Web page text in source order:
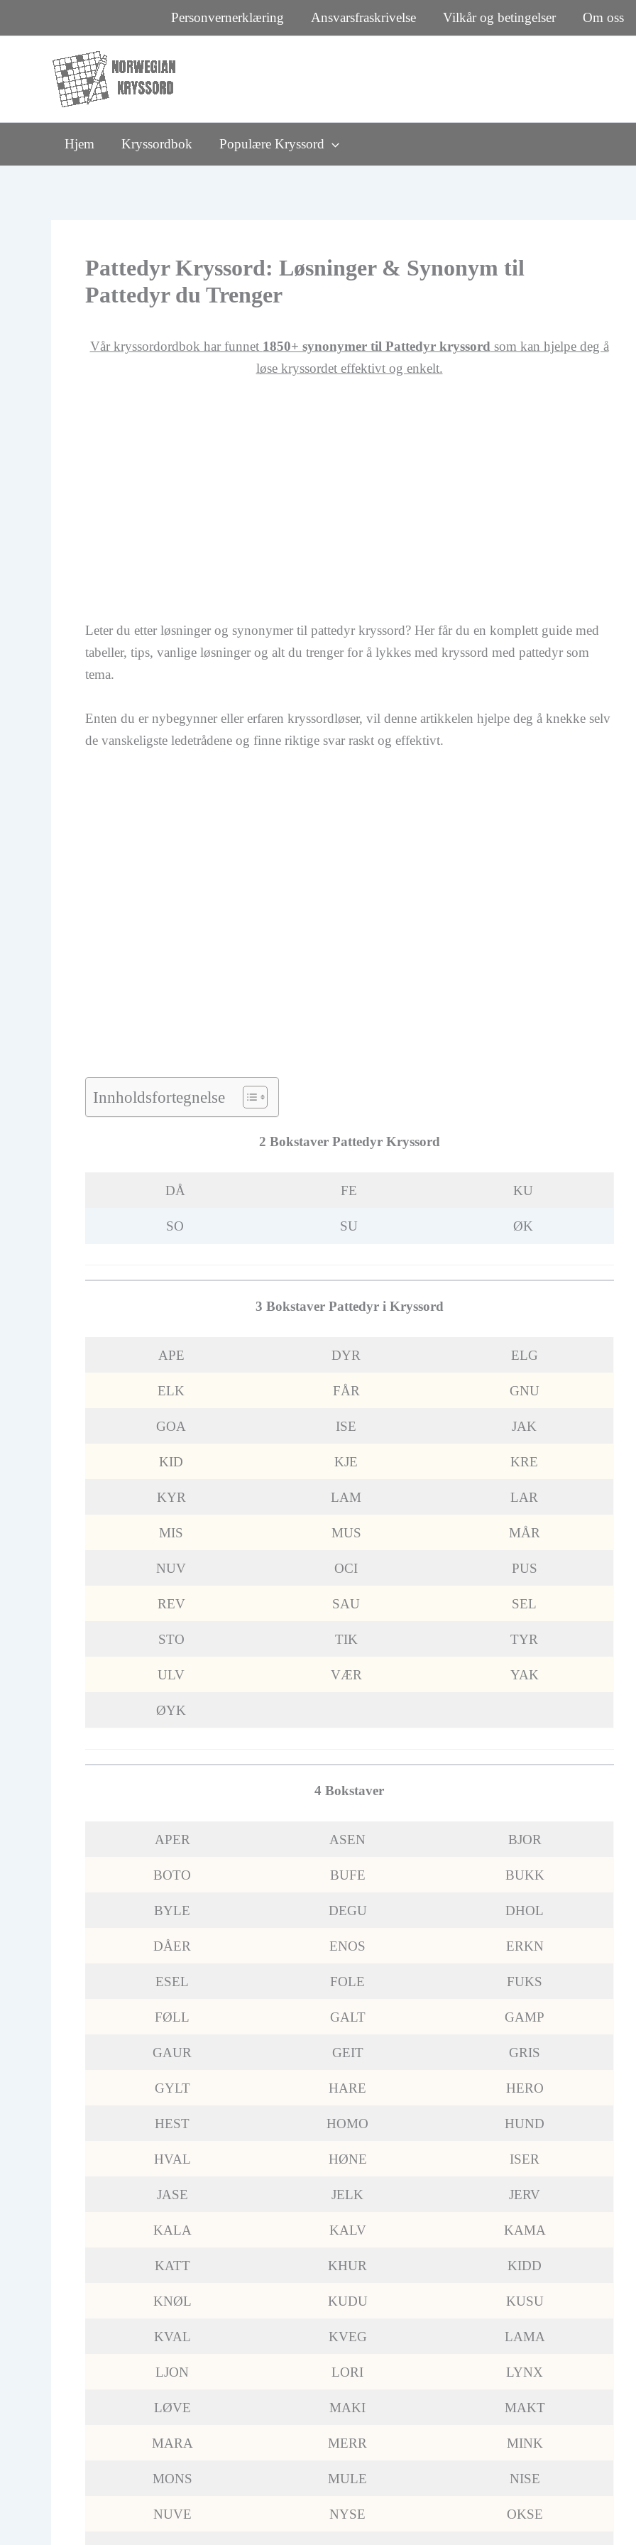
rett
Personvernerklæring Ansvarsfraskrivelse Vilkår og betingelser Om oss
Hjem Kryssordbok Populære Kryssord
Pattedyr Kryssord: Løsninger & Synonym til
Pattedyr du Trenger
Vår kryssordordbok har funnet 1850+ synonymer til Pattedyr kryssord som kan hjelpe deg å
løse kryssordet effektivt og enkelt.
Leter du etter løsninger og synonymer til pattedyr kryssord? Her får du en komplett guide med
tabeller, tips, vanlige løsninger og alt du trenger for å lykkes med kryssord med pattedyr som
tema.
Enten du er nybegynner eller erfaren kryssordløser, vil denne artikkelen hjelpe deg å knekke selv
de vanskeligste ledetrådene og finne riktige svar raskt og effektivt.
Innholdsfortegnelse
2 Bokstaver Pattedyr Kryssord
DÅ FE KU
SO SU ØK
3 Bokstaver Pattedyr i Kryssord
APE DYR ELG
ELK FÅR GNU
GOA ISE JAK
KID KJE KRE
KYR LAM LAR
MIS MUS MÅR
NUV OCI PUS
REV SAU SEL
STO TIK TYR
ULV VÆR YAK
ØYK
4 Bokstaver
APER ASEN BJOR
BOTO BUFE BUKK
BYLE DEGU DHOL
DÅER ENOS ERKN
ESEL FOLE FUKS
FØLL GALT GAMP
GAUR GEIT GRIS
GYLT HARE HERO
HEST HOMO HUND
HVAL HØNE ISER
JASE JELK JERV
KALA KALV KAMA
KATT KHUR KIDD
KNØL KUDU KUSU
KVAL KVEG LAMA
LJON LORI LYNX
LØVE MAKI MAKT
MARA MERR MINK
MONS MULE NISE
NUVE NYSE OKSE